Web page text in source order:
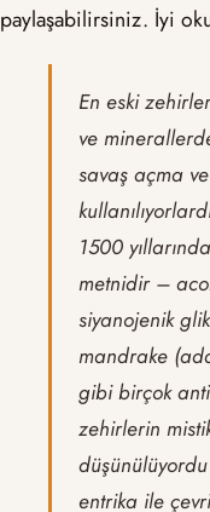
paylaşabilirsiniz. İyi
En eski
ve
savaş açma
1500
metnidir –
siyanojenik
mandrake
gibi birçok
zehirlerin
entrika ile